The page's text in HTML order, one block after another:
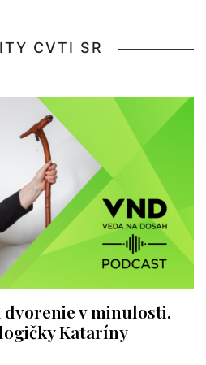
CVTI SR
dvorenie v minulosti.
Kataríny